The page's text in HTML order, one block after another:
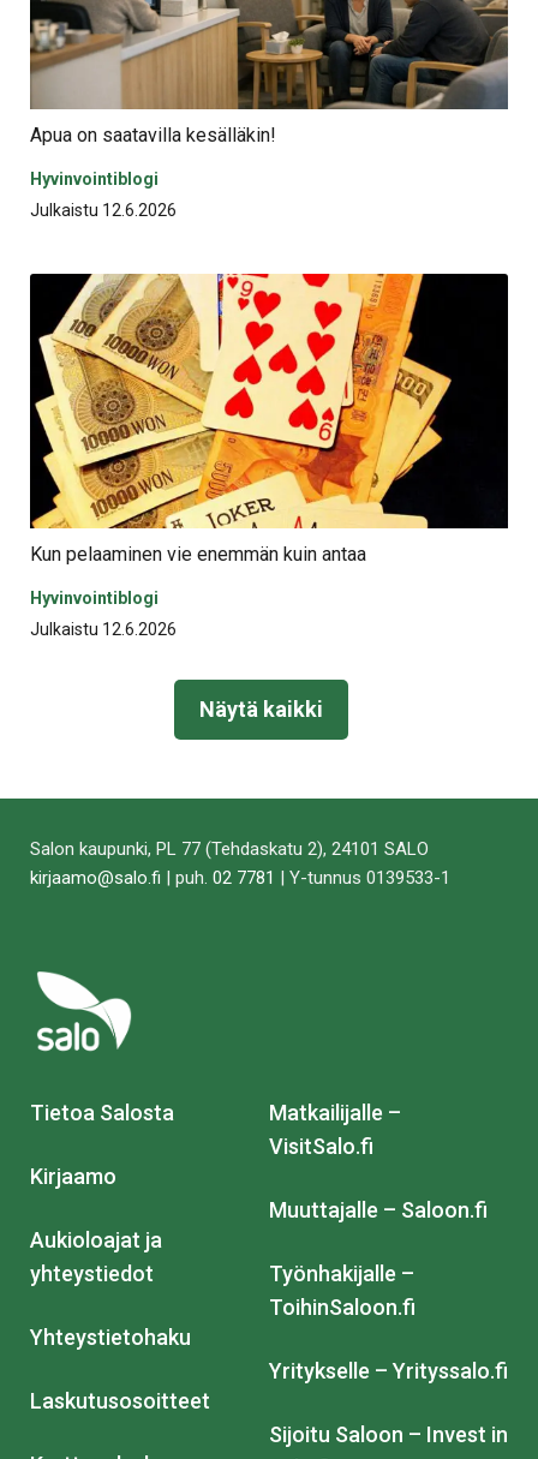
Apua on saatavilla kesälläkin!
Hyvinvointiblogi
Julkaistu 12.6.2026
Kun pelaaminen vie enemmän kuin antaa
Hyvinvointiblogi
Julkaistu 12.6.2026
Näytä kaikki
Salon kaupunki, PL 77 (Tehdaskatu 2), 24101 SALO
kirjaamo@salo.fi | puh. 02 7781 | Y-tunnus 0139533-1
Tietoa Salosta
Kirjaamo
Aukioloajat ja
yhteystiedot
Yhteystietohaku
Laskutusosoitteet
Matkailijalle –
VisitSalo.fi
Muuttajalle – Saloon.fi
Työnhakijalle –
ToihinSaloon.fi
Yritykselle – Yrityssalo.fi
Sijoitu Saloon – Invest in